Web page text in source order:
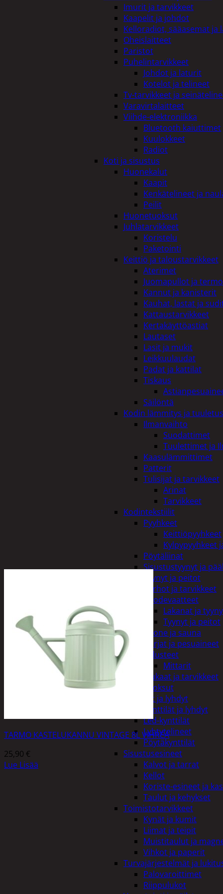
Imurit ja tarvikkeet
Kaapelit ja johdot
Kelloradiot, sääasemat
Oheislaitteet
Paristot
Puhelintarvikkeet
Johdot ja laturit
Kotelot ja telineet
Tv-tarvikkeet ja
Varavirtalaitteet
Viihde-elektroniikka
Bluetooth kaiuttimet
Kuulokkeet
Radiot
Koti ja sisustus
Huonekalut
Kaapit
Kenkätelineet ja
Peilit
Huonetuoksut
Juhlatarvikkeet
Koristelu
Paketointi
Keittiö ja taloustarvikkeet
Aterimet
Juomapullot ja
Kannut ja kanisterit
Kauhat, lastat ja
Kattaustarvikkeet
Kertakäyttöastiat
Lautaset
Lasit ja mukit
Leikkuulaudat
Padat ja kattilat
Tiskaus
Säilöntä
Kodin lämmitys ja tuuletus
Ilmanvaihto
Suodattimet
Tuulettimet ja
Kaasulämmittimet
Patterit
Tulisijat ja tarvikkeet
Arinat
Tarvikkeet
Kodintekstiilit
Pyyhkeet
Keittiöpyyhkeet
Kylpypyyhkeet
Pöytäliinat
Sisustustyynyt ja
Tyynyt ja peitot
Verhot ja tarvikkeet
Vuodevaatteet
Lakanat ja
Tyynyt ja peitot
Kylpyhuone ja sauna
Harjat ja pesuaineet
Kalusteet
Mittarit
Kiukaat ja tarvikkeet
Tuoksut
Kynttilät ja lyhdyt
Kynttilät ja lyhdyt
Led-kynttilät
Lyhtytelineet
Pöytäkynttilät
Sisustusesineet
Kalvot ja tarrat
Kellot
Koriste-esineet ja
Taulut ja kehykset
Toimistotarvikkeet
Kynät ja kumit
Liimat ja teipit
Muistitaulut ja
Vihkot ja paperit
Turvajärjestelmät ja
Palovaroittimet
Riippulukot
TARMO KASTELUKANNU VINTAGE 8L VIHREÄ
25,90 €
Lue Lisää